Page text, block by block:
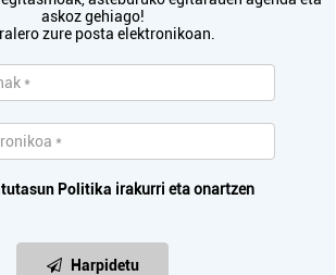
askoz gehiago!
zure posta elektronikoan.
Politika irakurri eta onartzen
Harpidetu